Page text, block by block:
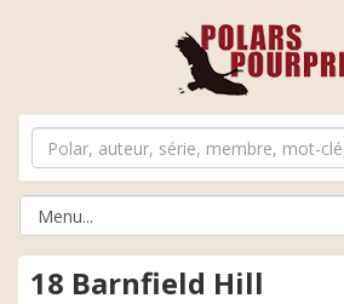
18 Barnfield Hill